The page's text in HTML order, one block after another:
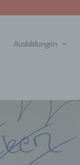
Ausbildungen